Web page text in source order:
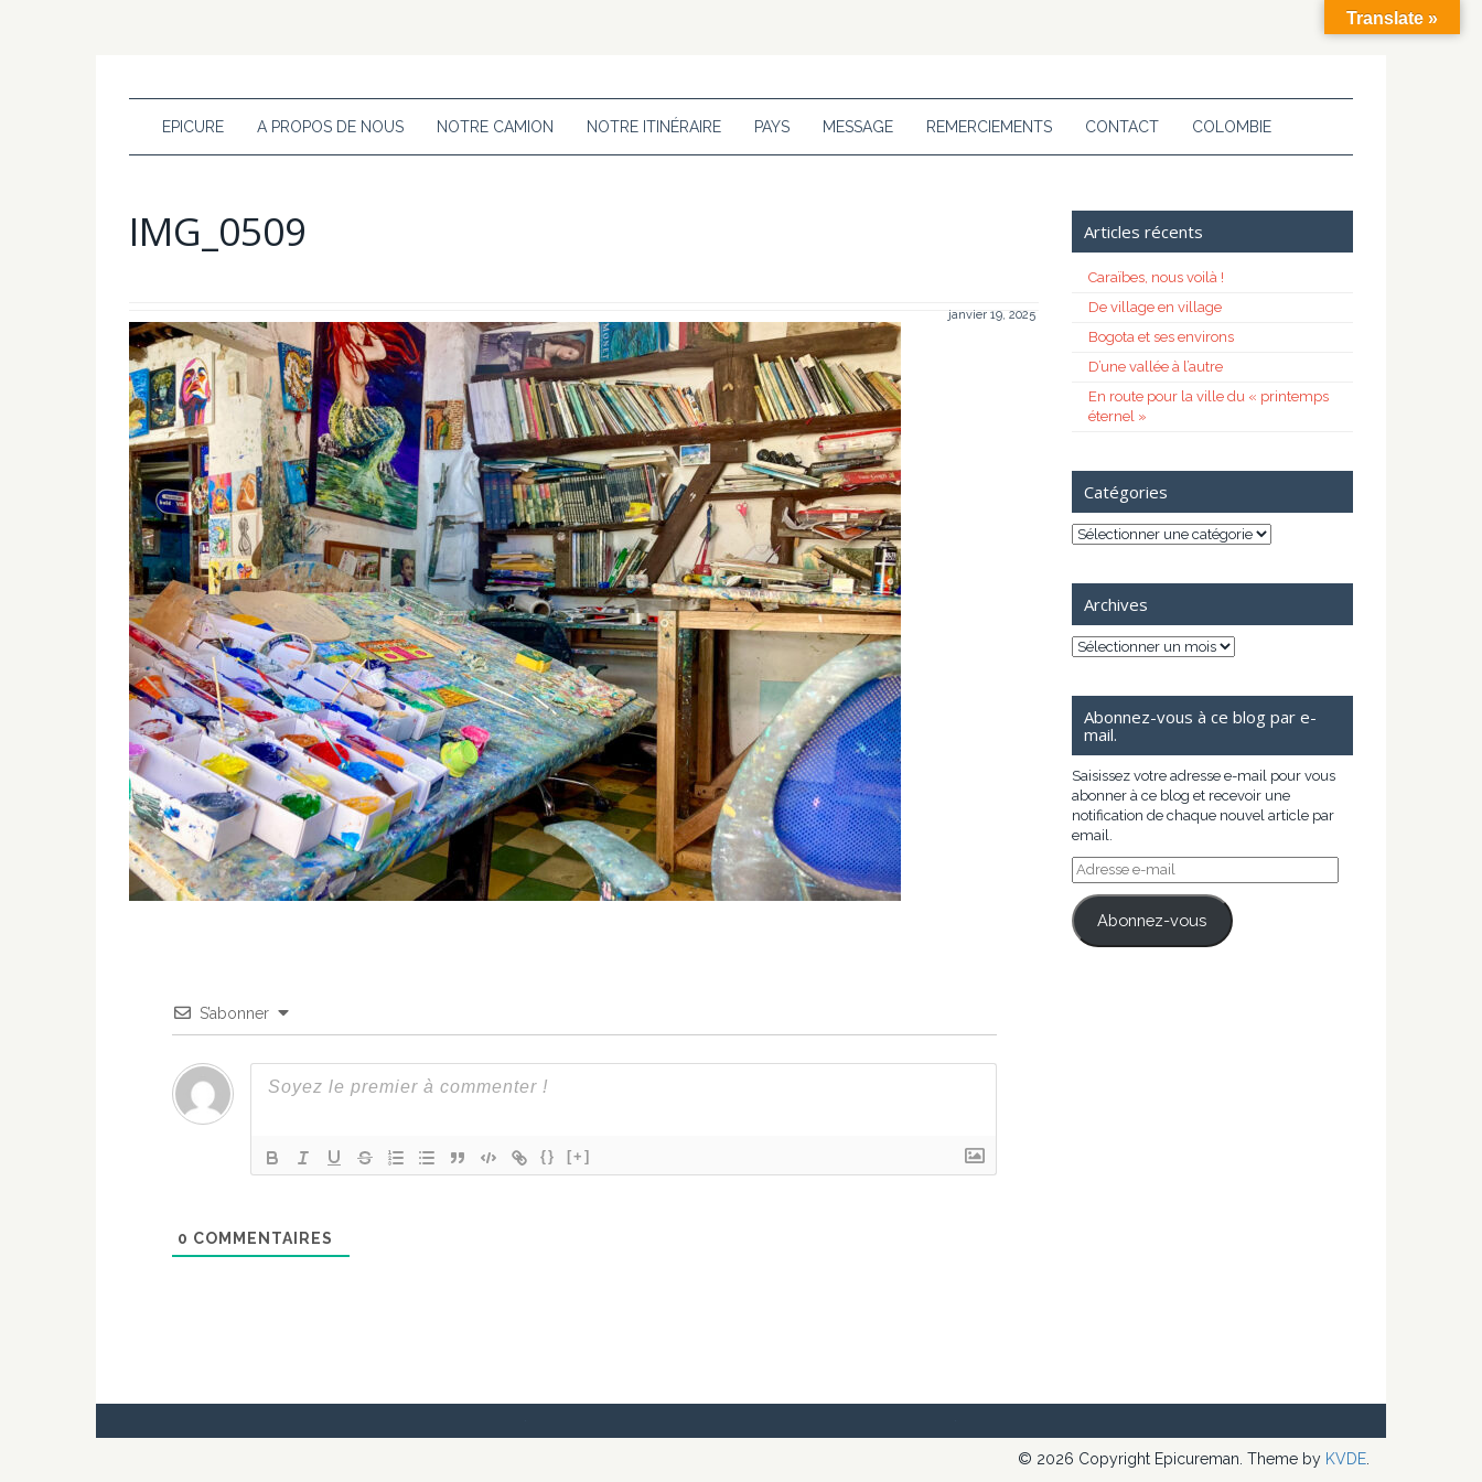
EPICURE A PROPOS DE NOUS NOTRE CAMION NOTRE ITINÉRAIRE PAYS MESSAGE REMERCIEMENTS CONTACT COLOMBIE
IMG_0509
janvier 19, 2025
S’abonner
{} [+]
0 COMMENTAIRES
Articles récents
Caraïbes, nous voilà !
De village en village
Bogota et ses environs
D’une vallée à l’autre
En route pour la ville du « printemps
éternel »
Catégories
Catégories
Archives
Archives
Abonnez-vous à ce blog par e-
mail.
Saisissez votre adresse e-mail pour vous
abonner à ce blog et recevoir une
notification de chaque nouvel article par
email.
Adresse
e-
mail
Abonnez-vous
© 2026 Copyright Epicureman. Theme by KVDE
Translate »